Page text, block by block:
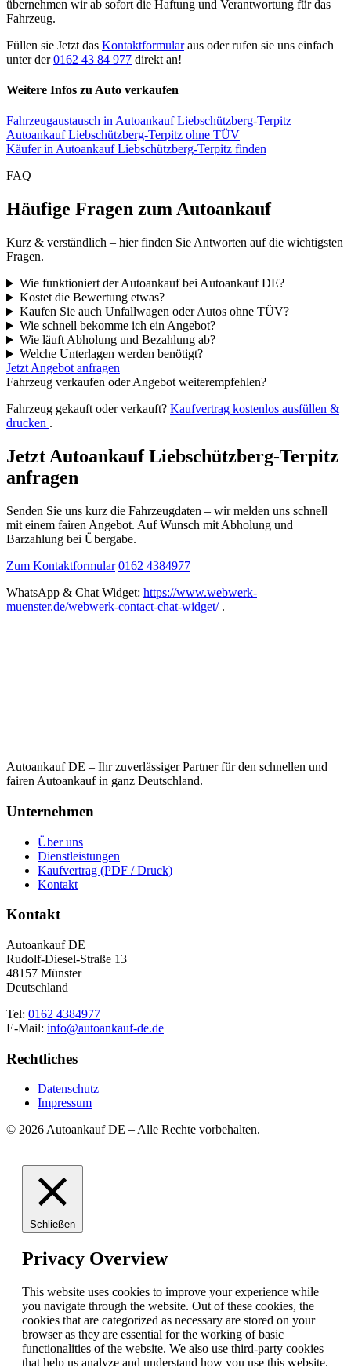
übernehmen wir ab sofort die Haftung und Verantwortung für das
Fahrzeug.
Füllen sie Jetzt das Kontaktformularaus oder rufen sie uns einfach
unter der0162 43 84 977 direkt an!
Weitere Infos zu Auto verkaufen
Fahrzeugaustausch in Autoankauf Liebschützberg-Terpitz
Autoankauf Liebschützberg-Terpitz ohne TÜV
Käufer in Autoankauf Liebschützberg-Terpitz finden
FAQ
Häufige Fragen zum Autoankauf
Kurz & verständlich – hier finden Sie Antworten auf die wichtigsten
Fragen.
Wie funktioniert der Autoankauf bei Autoankauf DE?
Kostet die Bewertung etwas?
Kaufen Sie auch Unfallwagen oder Autos ohne TÜV?
Wie schnell bekomme ich ein Angebot?
Wie läuft Abholung und Bezahlung ab?
Welche Unterlagen werden benötigt?
Jetzt Angebot anfragen
Fahrzeug verkaufen oder Angebot weiterempfehlen?
Fahrzeug gekauft oder verkauft? Kaufvertrag kostenlos ausfüllen &
drucken .
Jetzt Autoankauf Liebschützberg-Terpitz
anfragen
Senden Sie uns kurz die Fahrzeugdaten – wir melden uns schnell
mit einem fairen Angebot. Auf Wunsch mit Abholung und
Barzahlung bei Übergabe.
Zum Kontaktformular 0162 4384977
WhatsApp & Chat Widget: https://www.webwerk-
muenster.de/webwerk-contact-chat-widget/ .
Autoankauf DE – Ihr zuverlässiger Partner für den schnellen und
fairen Autoankauf in ganz Deutschland.
Unternehmen
Über uns
Dienstleistungen
Kaufvertrag (PDF / Druck)
Kontakt
Kontakt
Autoankauf DE
Rudolf-Diesel-Straße 13
48157 Münster
Deutschland
Tel: 0162 4384977
E-Mail: info@autoankauf-de.de
Rechtliches
Datenschutz
Impressum
© 2026 Autoankauf DE – Alle Rechte vorbehalten.
Schließen
Privacy Overview
This website uses cookies to improve your experience while
you navigate through the website. Out of these cookies, the
cookies that are categorized as necessary are stored on your
browser as they are essential for the working of basic
functionalities of the website. We also use third-party cookies
that help us analyze and understand how you use this website.